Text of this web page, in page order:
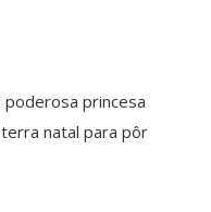
poderosa princesa
natal para pôr